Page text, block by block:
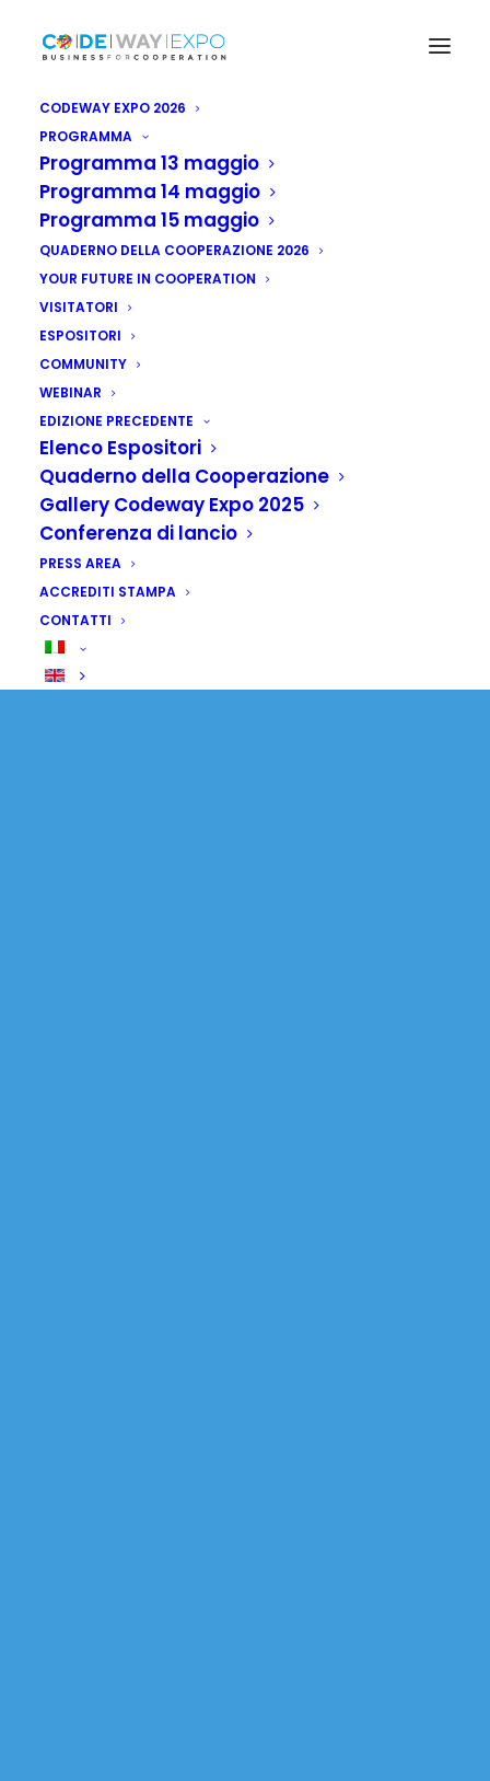
CODEWAY EXPO 2026
PROGRAMMA
Programma 13 maggio
Programma 14 maggio
Programma 15 maggio
QUADERNO DELLA COOPERAZIONE 2026
YOUR FUTURE IN COOPERATION
VISITATORI
ESPOSITORI
COMMUNITY
WEBINAR
EDIZIONE PRECEDENTE
Elenco Espositori
Quaderno della Cooperazione
Gallery Codeway Expo 2025
Conferenza di lancio
PRESS AREA
ACCREDITI STAMPA
CONTATTI